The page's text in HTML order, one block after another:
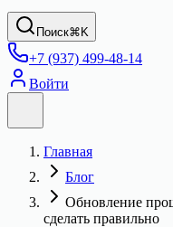
Поиск⌘K
+7 (937) 499-48-14
Войти
Главная
Блог
Обновление
сделать правильно